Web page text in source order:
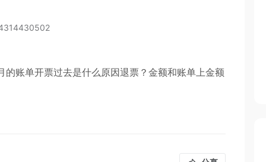
账单开票过去是什么原因退票？金额和账单上金额